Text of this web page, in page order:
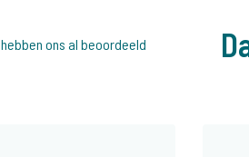
hebben ons al beoordeeld